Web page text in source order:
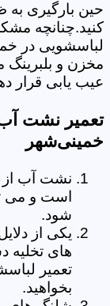
حین بارگیری
کنید.چنانچه
لباسشویی در
مخزن و
عیب یابی قرار
تعمیر نشت
خمینی‌شهر
نشت آب
است و می
شود.
یکی از
های تخلیه
تعمیر
بخواهید.